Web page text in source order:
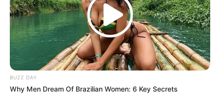
BUZZ DAY
Why Men Dream Of Brazilian Women: 6 Key Secrets